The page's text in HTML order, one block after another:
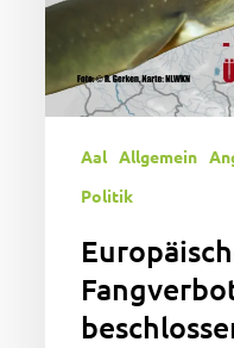
beschlossen
Aal Allgemein
Politik